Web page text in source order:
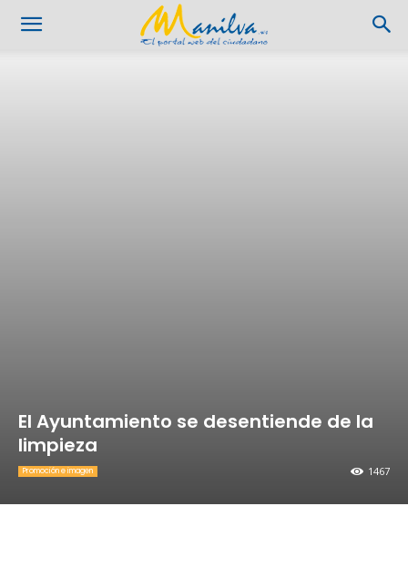
El Ayuntamiento se desentiende de la
limpieza
1467
Promoción e imagen